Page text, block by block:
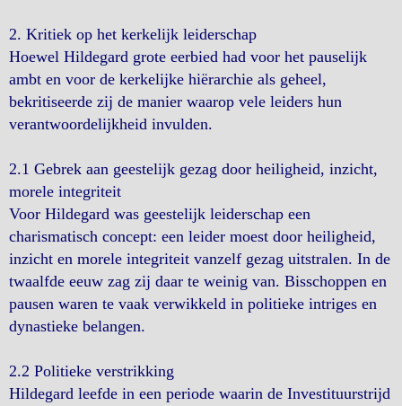
2. Kritiek op het kerkelijk leiderschap
Hoewel Hildegard grote eerbied had voor het pauselijk
ambt en voor de kerkelijke hiërarchie als geheel,
bekritiseerde zij de manier waarop vele leiders hun
verantwoordelijkheid invulden.
2.1 Gebrek aan geestelijk gezag door heiligheid, inzicht,
morele integriteit
Voor Hildegard was geestelijk leiderschap een
charismatisch concept: een leider moest door heiligheid,
inzicht en morele integriteit vanzelf gezag uitstralen. In de
twaalfde eeuw zag zij daar te weinig van. Bisschoppen en
pausen waren te vaak verwikkeld in politieke intriges en
dynastieke belangen.
2.2 Politieke verstrikking
Hildegard leefde in een periode waarin de Investituurstrijd